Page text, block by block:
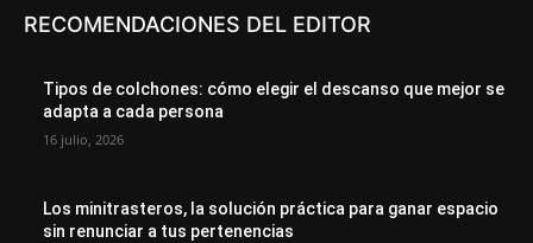
RECOMENDACIONES DEL EDITOR
Tipos de colchones: cómo elegir el descanso que mejor se
adapta a cada persona
16 julio, 2026
Los minitrasteros, la solución práctica para ganar espacio
sin renunciar a tus pertenencias